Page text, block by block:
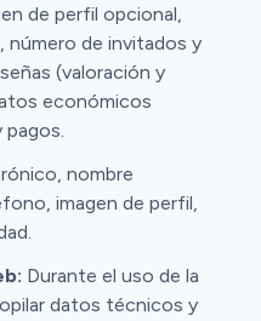
de perfil opcional,
número de invitados y
(valoración y
económicos
pagos.
nombre
imagen de perfil,
Durante el uso de la
datos técnicos y